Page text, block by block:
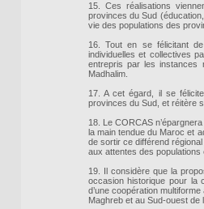
15. Ces réalisations
provinces du Sud
vie des populations des
16. Tout en se félicitant
individuelles et collectives
entrepris par les instances
Madhalim.
17. A cet égard, il se
provinces du Sud, et réitère
18. Le CORCAS
la main tendue du Maroc et
de sortir ce différend
aux attentes des populations
19. Il considère que la
occasion historique pour la
d’une coopération
Maghreb et au Sud-ouest de